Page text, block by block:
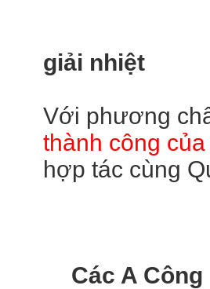
giải nhiệt
Với phương
thành công
hợp tác cùng
Các A